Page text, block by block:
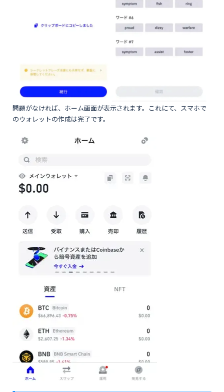
問題がなければ、ホーム画面が表示されます。これにて、スマホで
のウォレットの作成は完了です。